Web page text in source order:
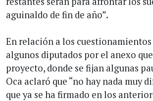
aguinaldo de fin de año”.
En relación a los
algunos diputados por el anexo
proyecto, donde se fijan algunas
Oca aclaró que “no hay nada muy
que ya se ha firmado en los